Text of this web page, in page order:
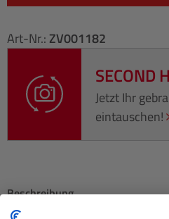
Art-Nr.: ZV001182
SECOND
Jetzt Ihr
eintauschen!
Beschreibung